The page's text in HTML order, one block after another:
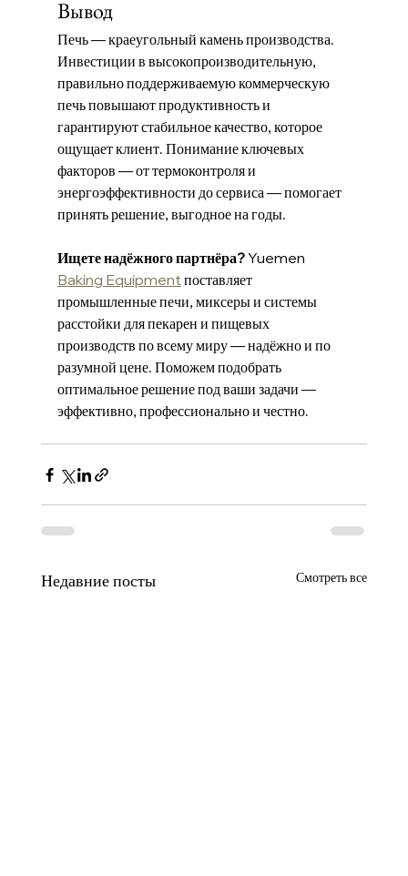
Вывод
Печь — краеугольный камень производства.
Инвестиции в высокопроизводительную,
правильно поддерживаемую коммерческую
печь повышают продуктивность и
гарантируют стабильное качество, которое
ощущает клиент. Понимание ключевых
факторов — от термоконтроля и
энергоэффективности до сервиса — помогает
принять решение, выгодное на годы.
Ищете надёжного партнёра? Yuemen
Baking Equipment поставляет
промышленные печи, миксеры и системы
расстойки для пекарен и пищевых
производств по всему миру — надёжно и по
разумной цене. Поможем подобрать
оптимальное решение под ваши задачи —
эффективно, профессионально и честно.
Недавние посты Смотреть все